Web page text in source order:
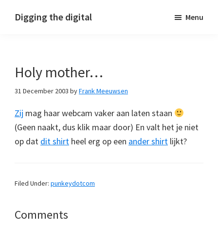
Digging the digital Menu
Holy mother…
31 December 2003 byFrank Meeuwsen
Zij mag haar webcam vaker aan laten staan
(Geen naakt, dus klik maar door) En valt het je niet
op dat dit shirt heel erg op een ander shirt lijkt?
Filed Under: punkeydotcom
Reader
Comments